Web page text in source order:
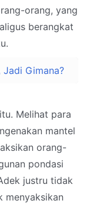
orang, yang
berangkat
Jadi Gimana?
Melihat para
mantel
orang-
pondasi
justru tidak
menyaksikan